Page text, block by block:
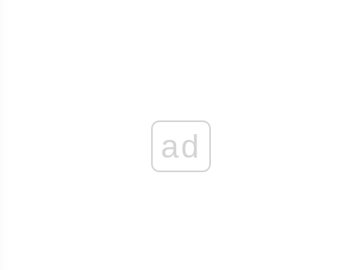
ad